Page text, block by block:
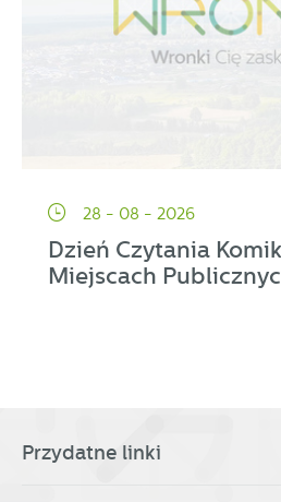
28 - 08 - 2026
Dzień Czytania
Miejscach
Przydatne linki